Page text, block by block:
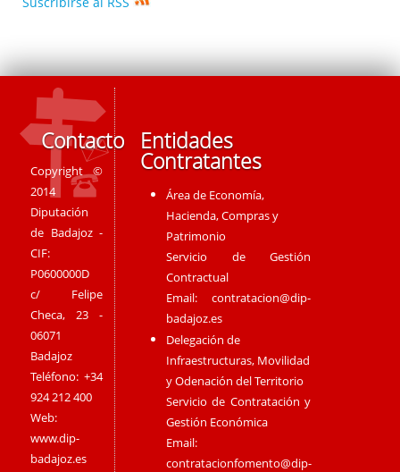
Contacto
Copyright ©
2014
Diputación
de Badajoz -
CIF:
P0600000D
c/ Felipe
Checa, 23 -
06071
Badajoz
Teléfono: +34
924 212 400
Web:
www.dip-
badajoz.es
Entidades
Contratantes
Área de Economía,
Hacienda, Compras y
Patrimonio
Servicio de Gestión
Contractual
Email:contratacion@dip-
badajoz.es
Delegación de
Infraestructuras, Movilidad
y Odenación del Territorio
Servicio de Contratación y
Gestión Económica
Email:
contratacionfomento@dip-